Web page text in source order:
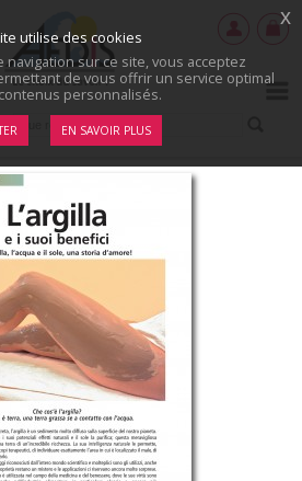
utilise des cookies
navigation sur ce site, vous acceptez
de vous offrir un service optimal
personnalisés.
EN SAVOIR PLUS
x